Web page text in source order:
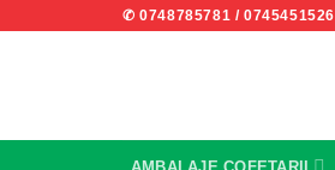
✆ 0748785781 /0745451526